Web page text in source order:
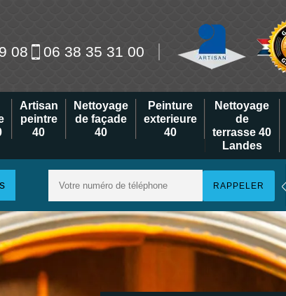
08 06 38 35 31 00
Artisan
peintre
40
Nettoyage
de façade
40
Peinture
exterieure
40
Nettoyage
de
terrasse 40
Landes